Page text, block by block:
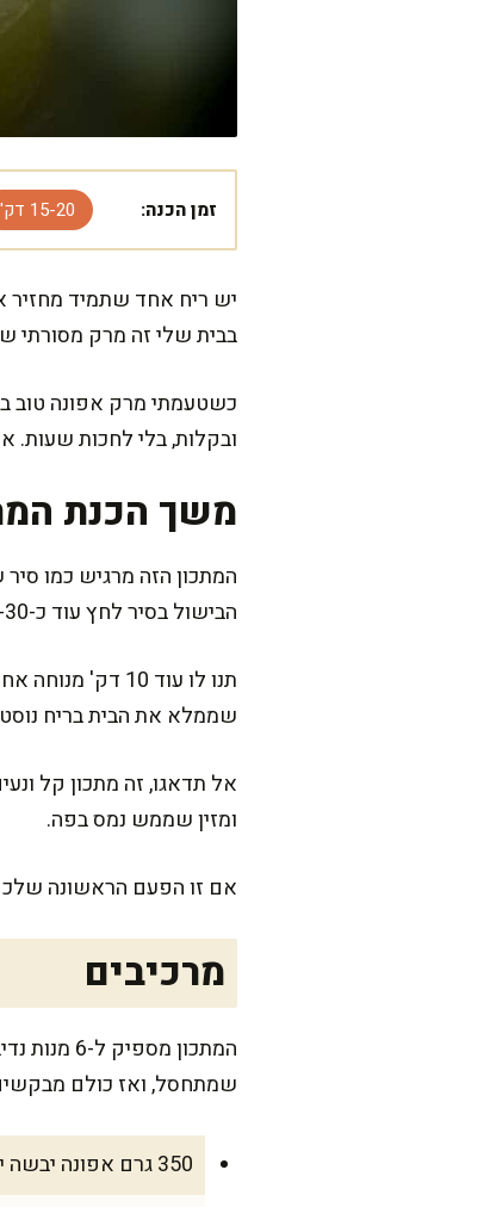
זמן הכנה: 15-20 דק'
יש ריח אחד שתמיד
בבית שלי זה מרק מסורתי
כשטעמתי מרק אפונה טוב
ובקלות, בלי לחכות שעות.
משך הכנת
הבישול בסיר לחץ עוד כ-25-30 דק'.
תנו לו עוד 10
שממלא את הבית בריח
אל תדאגו, זה מתכון קל
ומזין שממש נמס בפה.
אם זו הפעם הראשונה
מרכיבים
שמתחסל, ואז כולם
350 גרם אפונה יבשה ירוקה, שטופה היטב ומסוננת